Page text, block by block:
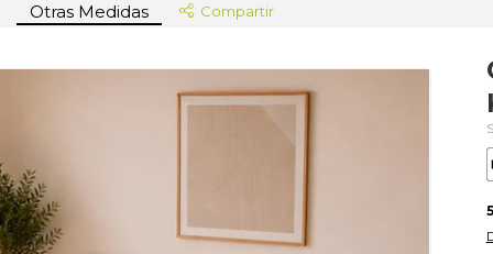
Otras Medidas Compartir